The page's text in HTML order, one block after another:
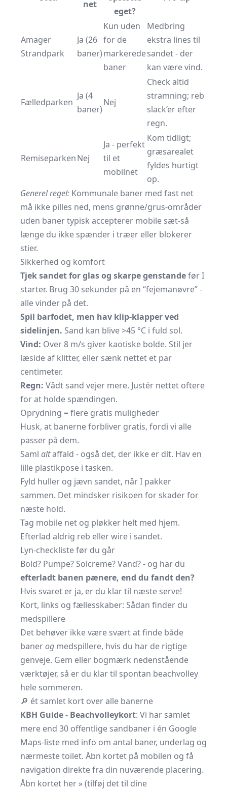
net
eget?
Amager
Strandpark
Ja (26
baner)
Kun uden
for de
markerede
baner
Medbring
ekstra lines til
sandet - der
kan være vind.
Fælledparken
Ja (4
baner)
Nej
Check altid
stramning; reb
slack’er efter
regn.
RemiseparkenNej
Ja - perfekt
til et
mobilnet
Kom tidligt;
græsarealet
fyldes hurtigt
op.
Generel regel: Kommunale baner med fast net
må ikke pilles ned, mens grønne/grus-områder
uden baner typisk accepterer mobile sæt-så
længe du ikke spænder i træer eller blokerer
stier.
Sikkerhed og komfort
Tjek sandet for glas og skarpe genstandefør I
starter. Brug 30 sekunder på en “fejemanøvre” -
alle vinder på det.
Spil barfodet, men hav klip-klapper ved
sidelinjen. Sand kan blive >45 °C i fuld sol.
Vind: Over 8 m/s giver kaotiske bolde. Stil jer
læside af klitter, eller sænk nettet et par
centimeter.
Regn: Vådt sand vejer mere. Justér nettet oftere
for at holde spændingen.
Oprydning = flere gratis muligheder
Husk, at banerne forbliver gratis, fordi vi alle
passer på dem.
Saml altaffald - også det, der ikke er dit. Hav en
lille plastikpose i tasken.
Fyld huller og jævn sandet, når I pakker
sammen. Det mindsker risikoen for skader for
næste hold.
Tag mobile net og pløkker helt med hjem.
Efterlad aldrig reb eller wire i sandet.
Lyn-checkliste før du går
Bold? Pumpe? Solcreme? Vand? - og har du
efterladt banen pænere, end du fandt den?
Hvis svaret er ja, er du klar til næste serve!
Kort, links og fællesskaber: Sådan finder du
medspillere
Det behøver ikke være svært at finde både
banerog medspillere, hvis du har de rigtige
genveje. Gem eller bogmærk nedenstående
værktøjer, så er du klar til spontan beachvolley
hele sommeren.
🔎 ét samlet kort over alle banerne
KBH Guide - Beachvolleykort: Vi har samlet
mere end 30 offentlige sandbaner i én Google
Maps-liste med info om antal baner, underlag og
nærmeste toilet. Åbn kortet på mobilen og få
navigation direkte fra din nuværende placering.
Åbn kortet her »(tilføj det til dine